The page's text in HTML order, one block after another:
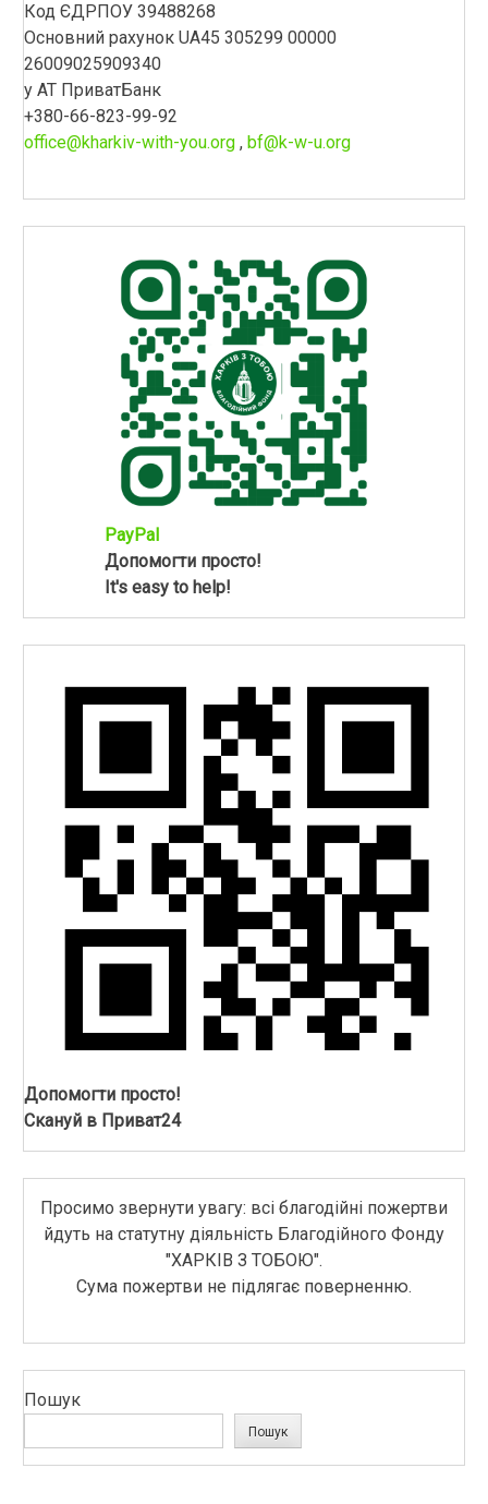
Код ЄДРПОУ 39488268
Основний рахунок UA45 305299 00000
26009025909340
у АТ ПриватБанк
+380-66-823-99-92
office@kharkiv-with-you.org, bf@k-w-u.org
PayPal
Допомогти просто!
It's easy to help!
Допомогти просто!
Скануй в Приват24
Просимо звернути увагу: всі благодійні пожертви
йдуть на статутну діяльність Благодійного Фонду
"ХАРКІВ З ТОБОЮ".
Сума пожертви не підлягає поверненню.
Пошук
Пошук